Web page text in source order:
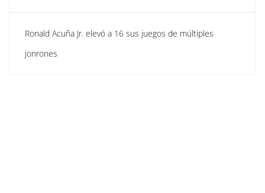
Ronald Acuña Jr. elevó a 16 sus juegos de múltiples
jonrones